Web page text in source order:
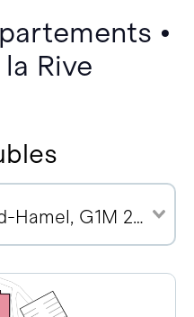
•
Rive
791 Boulevard Wilfrid-Hamel, G1M 2R1